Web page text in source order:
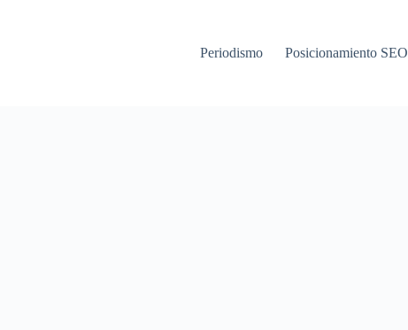
Periodismo Posicionamiento SEO